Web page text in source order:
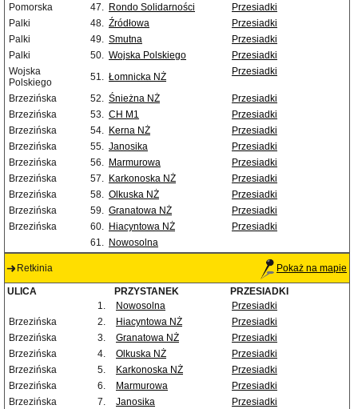
Pomorska
47. Rondo Solidarności
Przesiadki
Palki
48. Źródłowa
Przesiadki
Palki
49. Smutna
Przesiadki
Palki
50. Wojska Polskiego
Przesiadki
Wojska
Polskiego
51. Łomnicka NŻ Przesiadki
Brzezińska 52. Śnieżna NŻ
Przesiadki
Brzezińska
53. CH M1
Przesiadki
Brzezińska
54. Kerna NŻ
Przesiadki
Brzezińska
55. Janosika
Przesiadki
Brzezińska
56. Marmurowa
Przesiadki
Brzezińska
57. Karkonoska NŻ
Przesiadki
Brzezińska
58. Olkuska NŻ
Przesiadki
Brzezińska
59. Granatowa NŻ
Przesiadki
Brzezińska
60. Hiacyntowa NŻ
Przesiadki
61. Nowosolna
Retkinia Pokaż na mapie
ULICA PRZYSTANEK
PRZESIADKI
1.
Nowosolna
Przesiadki
Brzezińska
2. Hiacyntowa NŻ
Przesiadki
Brzezińska
3. Granatowa NŻ
Przesiadki
Brzezińska
4. Olkuska NŻ
Przesiadki
Brzezińska
5. Karkonoska NŻ
Przesiadki
Brzezińska
6. Marmurowa
Przesiadki
Brzezińska
7. Janosika
Przesiadki